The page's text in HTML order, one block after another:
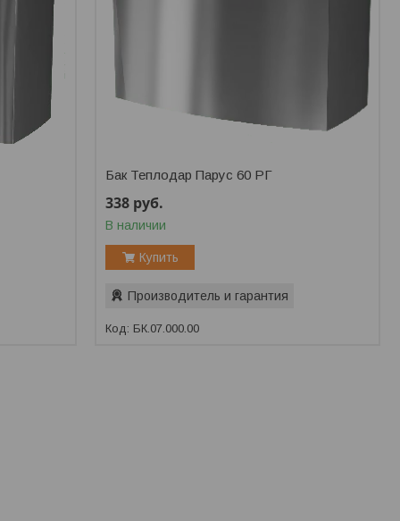
Бак Теплодар Парус 60 РГ
338 руб.
В наличии
Купить
Производитель и гарантия
БК.07.000.00